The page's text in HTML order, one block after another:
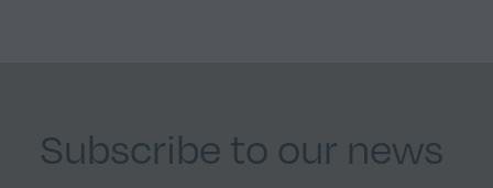
Subscribe to our news